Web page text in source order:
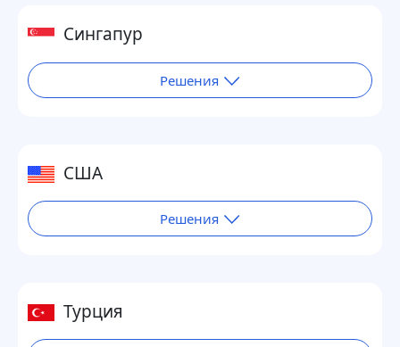
Сингапур
Решения
США
Решения
Турция